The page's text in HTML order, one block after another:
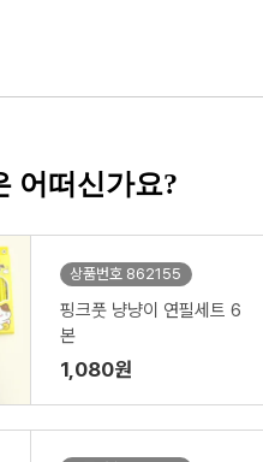
어떠신가요?
상품번호 862155
핑크풋 냥냥이 연필세트 6
본
1,080원